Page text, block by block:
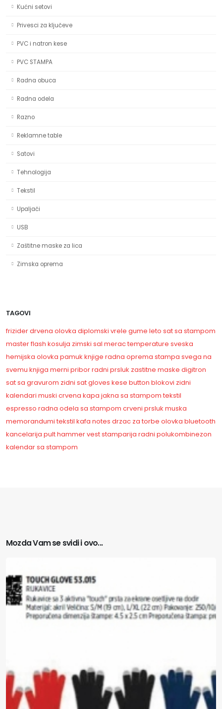
Kućni setovi
Privesci za ključeve
PVC i natron kese
PVC STAMPA
Radna obuca
Radna odela
Razno
Reklamne table
Satovi
Tehnologija
Tekstil
Upaljači
USB
Zaštitne maske za lica
Zimska oprema
TAGOVI
friziderdrvena olovka diplomski vrele gume leto sat sa stampom
masterflash kosulja zimski sal merac temperature sveska
hemijska olovka pamuk knjige radna oprema stampa svega na
svemu knjiga merni priborradni prsluk zastitne maske digitron
sat sa gravurom zidni satgloves kese button blokovi zidni
kalendari muski crvena kapa jakna sa stampom tekstil
espresso radna odela sa stampom crveni prsluk muska
memorandumi tekstil kafa notes drzac za torbe olovka bluetooth
kancelarija pulthammer veststamparija radni polukombinezon
kalendar sa stampom
Mozda Vam se svidi i ovo...